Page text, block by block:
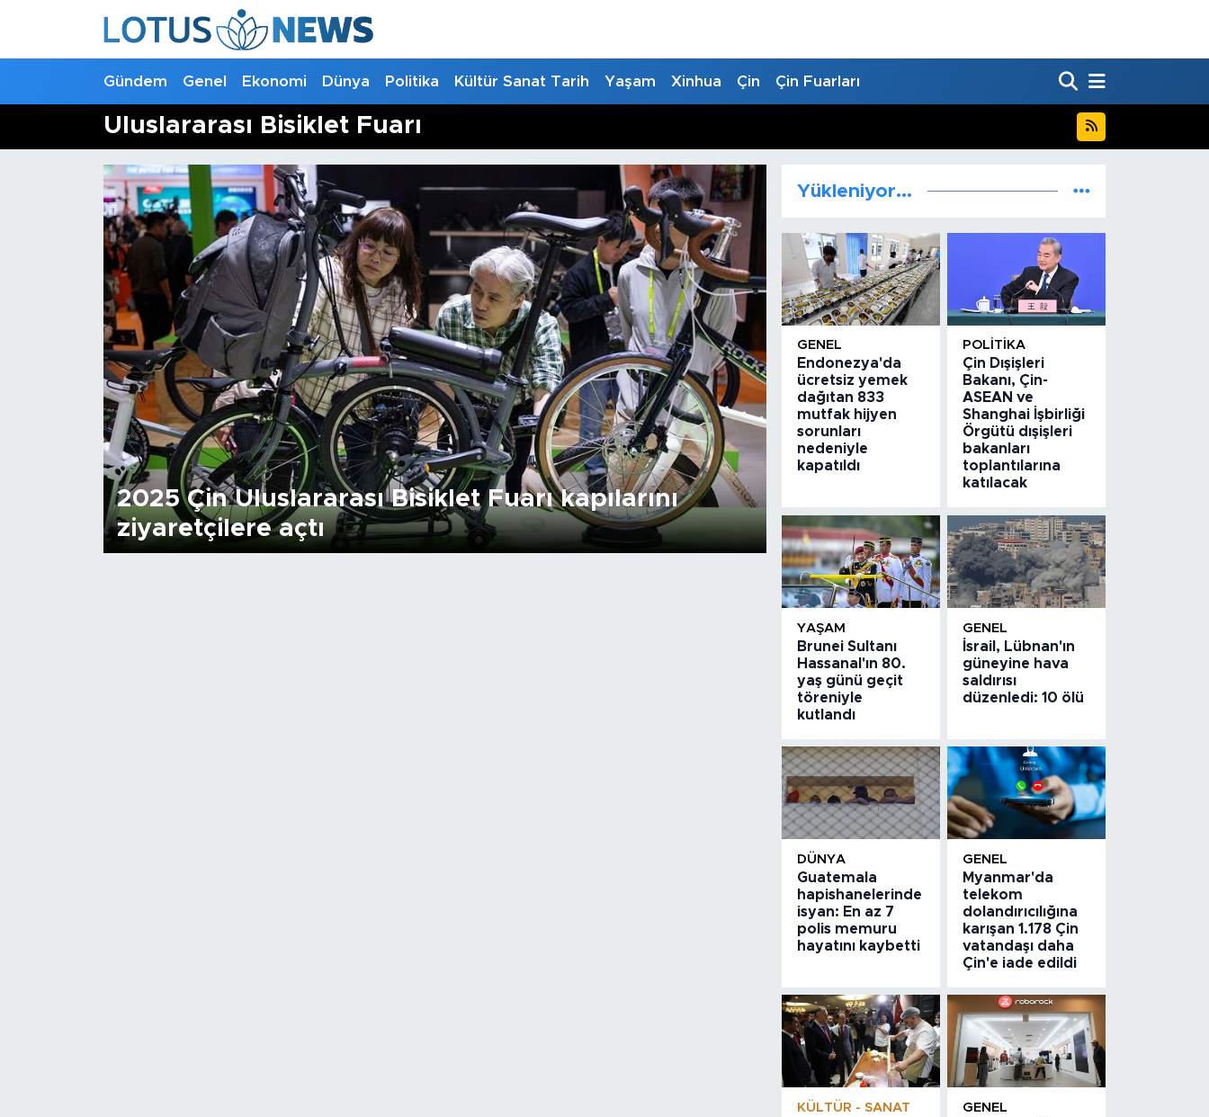
Gündem Genel Ekonomi Dünya Politika Kültür Sanat Tarih Yaşam Xinhua Çin Çin Fuarları
Uluslararası Bisiklet Fuarı
2025 Çin Uluslararası Bisiklet Fuarı kapılarını
ziyaretçilere açtı
Yükleniyor...
GENEL
Endonezya'da
ücretsiz yemek
dağıtan 833
mutfak hijyen
sorunları
nedeniyle
kapatıldı
POLITIKA
Çin Dışişleri
Bakanı, Çin-
ASEAN ve
Shanghai İşbirliği
Örgütü dışişleri
bakanları
toplantılarına
katılacak
YAŞAM
Brunei Sultanı
Hassanal'ın 80.
yaş günü geçit
töreniyle
kutlandı
GENEL
İsrail, Lübnan'ın
güneyine hava
saldırısı
düzenledi: 10 ölü
DÜNYA
Guatemala
hapishanelerinde
isyan: En az 7
polis memuru
hayatını kaybetti
GENEL
Myanmar'da
telekom
dolandırıcılığına
karışan 1.178 Çin
vatandaşı daha
Çin'e iade edildi
KÜLTÜR - SANAT
GENEL
Ekonomi
Politika
Kültür - Sanat ve Tarih
Bilim ve Teknoloji
Çin Fuarları
Gündem